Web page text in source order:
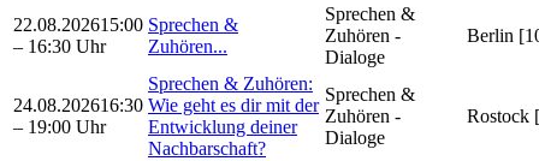
22.08.202615:00
– 16:30 Uhr
Sprechen &
Zuhören...
Sprechen &
Zuhören -
Dialoge
Berlin
24.08.202616:30
– 19:00 Uhr
Sprechen & Zuhören:
Wie geht es dir mit der
Entwicklung deiner
Nachbarschaft?
Sprechen &
Zuhören -
Dialoge
Rostock